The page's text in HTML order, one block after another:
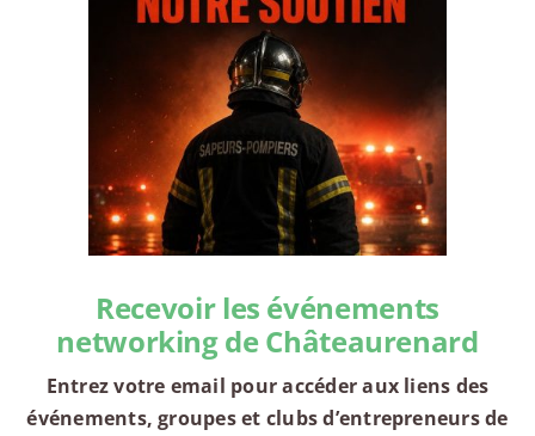
Recevoir les événements
networking de Châteaurenard
Entrez votre email pour accéder aux liens des
événements, groupes et clubs d’entrepreneurs de